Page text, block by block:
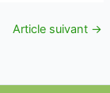
Article suivant →